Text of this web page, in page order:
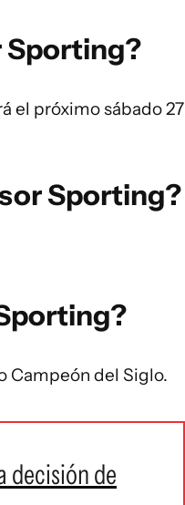
Sporting?
el próximo sábado 27
Sporting?
Campeón del Siglo.
decisión de